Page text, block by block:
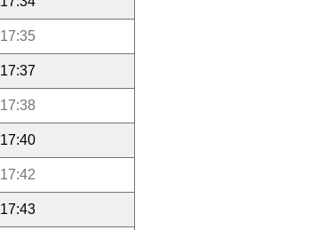
17:35
17:37
17:38
17:40
17:42
17:43